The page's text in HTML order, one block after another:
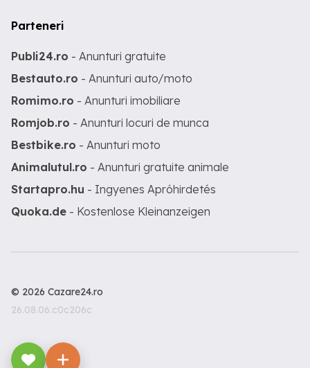
Parteneri
Publi24.ro - Anunturi gratuite
Bestauto.ro - Anunturi auto/moto
Romimo.ro - Anunturi imobiliare
Romjob.ro - Anunturi locuri de munca
Bestbike.ro - Anunturi moto
Animalutul.ro - Anunturi gratuite animale
Startapro.hu - Ingyenes Apróhirdetés
Quoka.de - Kostenlose Kleinanzeigen
© 2026 Cazare24.ro
26.08.06.c0c206c